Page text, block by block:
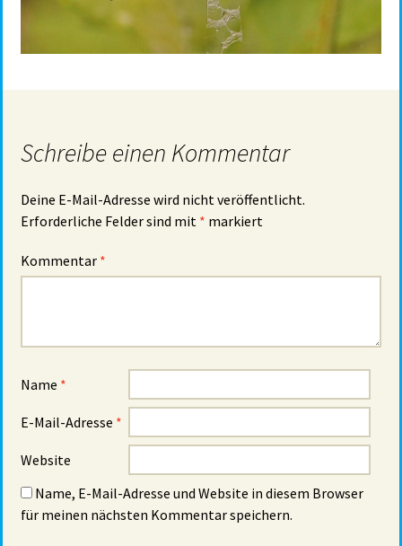
Schreibe einen Kommentar
Deine E-Mail-Adresse wird nicht veröffentlicht.
Erforderliche Felder sind mit * markiert
Kommentar *
Name *
E-Mail-Adresse *
Website
Name, E-Mail-Adresse und Website in diesem Browser
für meinen nächsten Kommentar speichern.